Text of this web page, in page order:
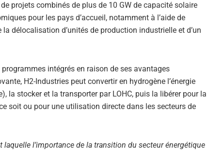
projets combinés de plus de 10 GW de capacité solaire
pour les pays d’accueil, notamment à l’aide de
délocalisation d’unités de production industrielle et d’un
intégrés en raison de ses avantages
H2-Industries peut convertir en hydrogène l’énergie
la stocker et la transporter par LOHC, puis la libérer pour la
soit ou pour une utilisation directe dans les secteurs de
laquelle l’importance de la transition du secteur énergétique